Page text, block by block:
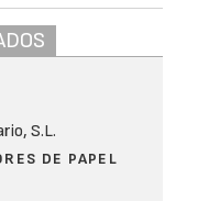
S.L.
DE PAPEL